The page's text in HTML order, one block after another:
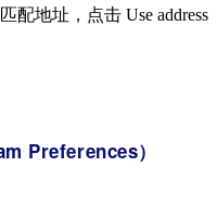
地址，点击 Use address
Preferences）